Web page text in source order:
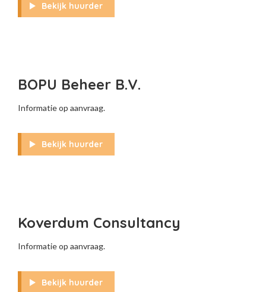
Bekijk huurder
BOPU Beheer B.V.
Informatie op aanvraag.
Bekijk huurder
Koverdum Consultancy
Informatie op aanvraag.
Bekijk huurder